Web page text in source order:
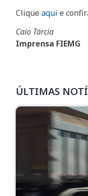
Cliqueaqui e
Caio Tárcia
Imprensa FIEMG
ÚLTIMAS